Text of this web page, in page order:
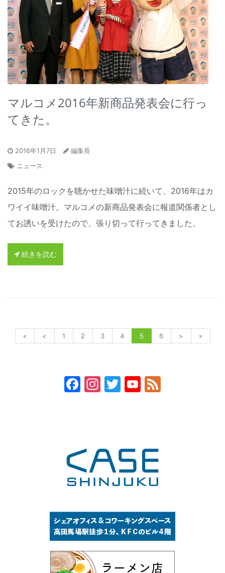
マルコメ2016年新商品発表会に行っ
てきた。
2016年1月7日
編集長
ニュース
2015年のロックを聴かせた味噌汁に続いて、2016年はカ
ワイイ味噌汁。マルコメの新商品発表会に報道関係者とし
てお誘いを受けたので、張り切って行ってきました。
続きを読む
« < 1 2 3 4 5 6 > »
Facebook
Instagram
TwitterYouTube